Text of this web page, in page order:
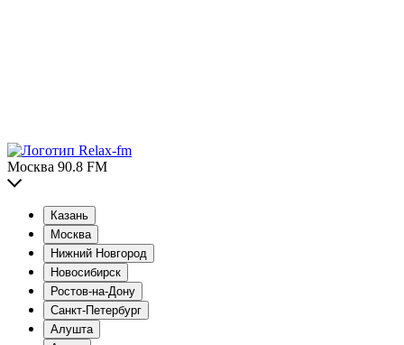
Москва 90.8 FM
Казань
Москва
Нижний Новгород
Новосибирск
Ростов-на-Дону
Санкт-Петербург
Алушта